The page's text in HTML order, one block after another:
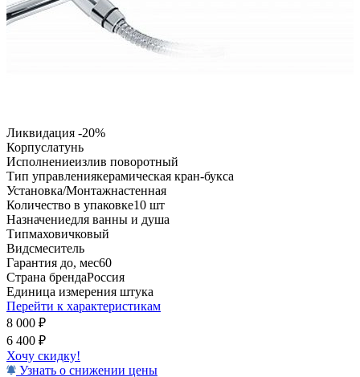
Ликвидация -20%
Корпуслатунь
Исполнениеизлив поворотный
Тип управлениякерамическая кран-букса
Установка/Монтажнастенная
Количество в упаковке10 шт
Назначениедля ванны и душа
Типмаховичковый
Видсмеситель
Гарантия до, мес60
Страна брендаРоссия
Единица измерения штука
Перейти к характеристикам
8 000 ₽
6 400 ₽
Хочу скидку!
Узнать о снижении цены